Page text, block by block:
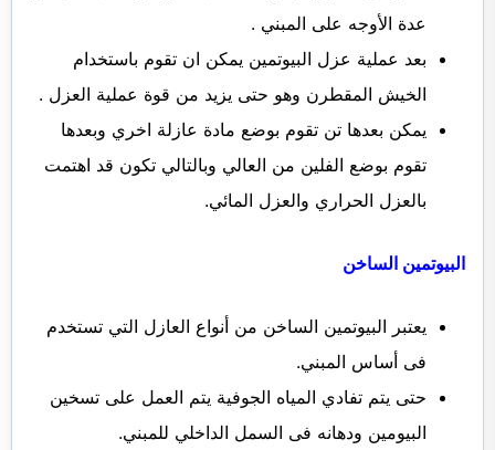
عدة الأوجه على المبني .
بعد عملية عزل البيوتمين يمكن ان تقوم باستخدام
الخيش المقطرن وهو حتى يزيد من قوة عملية العزل .
يمكن بعدها تن تقوم بوضع مادة عازلة اخري وبعدها
تقوم بوضع الفلين من العالي وبالتالي تكون قد اهتمت
بالعزل الحراري والعزل المائي.
البيوتمين الساخن
يعتبر البيوتمين الساخن من أنواع العازل التي تستخدم
فى أساس المبني.
حتى يتم تفادي المياه الجوفية يتم العمل على تسخين
البيومين ودهانه فى السمل الداخلي للمبني.